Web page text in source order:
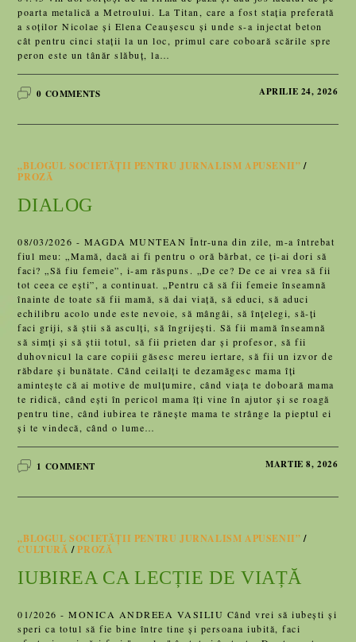
poarta metalică a Metroului. La Titan, care a fost stația preferată
a soților Nicolae și Elena Ceaușescu şi unde s-a injectat beton
cât pentru cinci stații la un loc, primul care coboară scările spre
peron este un tânăr slăbuț, la…
0 COMMENTS APRILIE 24, 2026
„BLOGUL SOCIETĂȚII PENTRU JURNALISM APUSENII”/
PROZĂ
DIALOG
08/03/2026 - MAGDA MUNTEAN Într-una din zile, m-a întrebat
fiul meu: „Mamă, dacă ai fi pentru o oră bărbat, ce ți-ai dori să
faci? „Să fiu femeie”, i-am răspuns. „De ce? De ce ai vrea să fii
tot ceea ce ești”, a continuat. „Pentru că să fii femeie înseamnă
înainte de toate să fii mamă, să dai viață, să educi, să aduci
echilibru acolo unde este nevoie, să mângâi, să înțelegi, să-ți
faci griji, să știi să asculți, să îngrijești. Să fii mamă înseamnă
să simți și să știi totul, să fii prieten dar și profesor, să fii
duhovnicul la care copiii găsesc mereu iertare, să fii un izvor de
răbdare și bunătate. Când ceilalți te dezamăgesc mama îți
amintește că ai motive de mulțumire, când viața te doboară mama
te ridică, când ești în pericol mama îți vine în ajutor și se roagă
pentru tine, când iubirea te rănește mama te strânge la pieptul ei
și te vindecă, când o lume…
1 COMMENT MARTIE 8, 2026
„BLOGUL SOCIETĂȚII PENTRU JURNALISM APUSENII”/
CULTURĂ /PROZĂ
IUBIREA CA LECȚIE DE VIAȚĂ
01/2026 - MONICA ANDREEA VASILIU Când vrei să iubești și
speri ca totul să fie bine între tine și persoana iubită, faci